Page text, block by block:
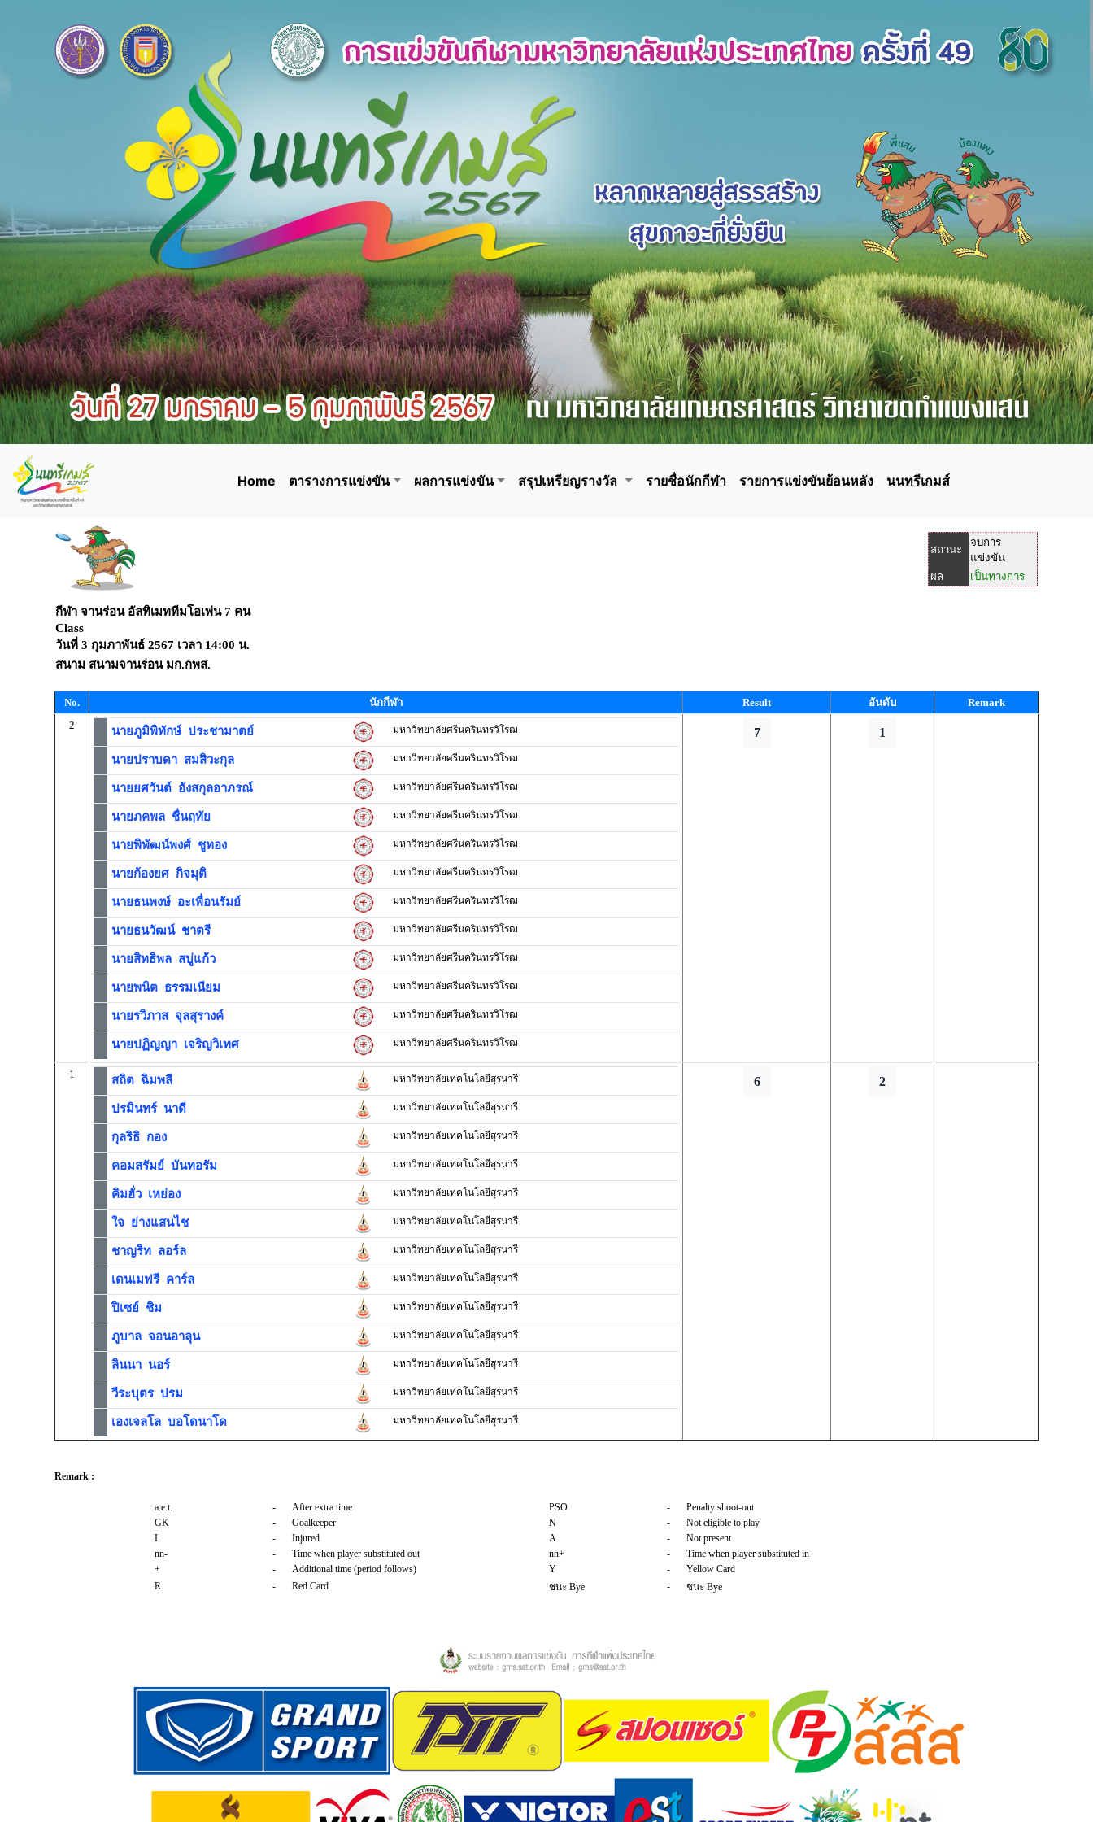
Home ตารางการแข่งขัน ผลการแข่งขัน สรุปเหรียญรางวัล รายชื่อนักกีฬา รายการแข่งขันย้อนหลัง นนทรีเกมส์
สถานะ
จบการ
แข่งขัน
ผล
เป็นทางการ
กีฬา จานร่อน อัลทิเมททีมโอเพ่น 7 คน
Class
วันที่ 3 กุมภาพันธ์ 2567 เวลา 14:00 น.
สนาม สนามจานร่อน มก.กพส.
No. นักกีฬา Result อันดับ
Remark
2
นายภูมิพิทักษ์ ประชามาตย์ มหาวิทยาลัยศรีนครินทรวิโรฒ
นายปราบดา สมสิวะกุล มหาวิทยาลัยศรีนครินทรวิโรฒ
นายยศวันต์ อังสกุลอาภรณ์ มหาวิทยาลัยศรีนครินทรวิโรฒ
นายภคพล ชื่นฤทัย มหาวิทยาลัยศรีนครินทรวิโรฒ
นายพิพัฒน์พงศ์ ชูทอง มหาวิทยาลัยศรีนครินทรวิโรฒ
นายก้องยศ กิจมุติ มหาวิทยาลัยศรีนครินทรวิโรฒ
นายธนพงษ์ อะเพื่อนรัมย์ มหาวิทยาลัยศรีนครินทรวิโรฒ
นายธนวัฒน์ ชาตรี มหาวิทยาลัยศรีนครินทรวิโรฒ
นายสิทธิพล สบู่แก้ว มหาวิทยาลัยศรีนครินทรวิโรฒ
นายพนิต ธรรมเนียม มหาวิทยาลัยศรีนครินทรวิโรฒ
นายรวิภาส จุลสุรางค์ มหาวิทยาลัยศรีนครินทรวิโรฒ
นายปฏิญญา เจริญวิเทศ มหาวิทยาลัยศรีนครินทรวิโรฒ
7 1
1 สถิต ฉิมพลี มหาวิทยาลัยเทคโนโลยีสุรนารี
ปรมินทร์ นาดี มหาวิทยาลัยเทคโนโลยีสุรนารี
กุลริธิ กอง มหาวิทยาลัยเทคโนโลยีสุรนารี
คอมสรัมย์ บันทอรัม มหาวิทยาลัยเทคโนโลยีสุรนารี
คิมฮั่ว เหย่อง มหาวิทยาลัยเทคโนโลยีสุรนารี
ใจ ย่างแสนไช มหาวิทยาลัยเทคโนโลยีสุรนารี
ชาญริท ลอร์ล มหาวิทยาลัยเทคโนโลยีสุรนารี
เดนเมฟรี คาร์ล มหาวิทยาลัยเทคโนโลยีสุรนารี
ปิเซย์ ชิม มหาวิทยาลัยเทคโนโลยีสุรนารี
ภูบาล จอนอาลุน มหาวิทยาลัยเทคโนโลยีสุรนารี
ลินนา นอร์ มหาวิทยาลัยเทคโนโลยีสุรนารี
วีระบุตร ปรม มหาวิทยาลัยเทคโนโลยีสุรนารี
เองเจลโล บอโดนาโด มหาวิทยาลัยเทคโนโลยีสุรนารี
6 2
Remark :
a.e.t. - After extra time PSO -
Penalty shoot-out
GK
- Goalkeeper N -
Not eligible to play
I
- Injured A -
Not present
nn-
- Time when player substituted out nn+ -
Time when player substituted in
+
- Additional time (period follows) Y -
Yellow Card
R
- Red Card ชนะ Bye - ชนะ Bye